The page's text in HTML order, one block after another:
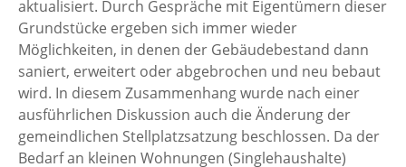
aktualisiert. Durch Gespräche mit Eigentümern dieser
Grundstücke ergeben sich immer wieder
Möglichkeiten, in denen der Gebäudebestand dann
saniert, erweitert oder abgebrochen und neu bebaut
wird. In diesem Zusammenhang wurde nach einer
ausführlichen Diskussion auch die Änderung der
gemeindlichen Stellplatzsatzung beschlossen. Da der
Bedarf an kleinen Wohnungen (Singlehaushalte)